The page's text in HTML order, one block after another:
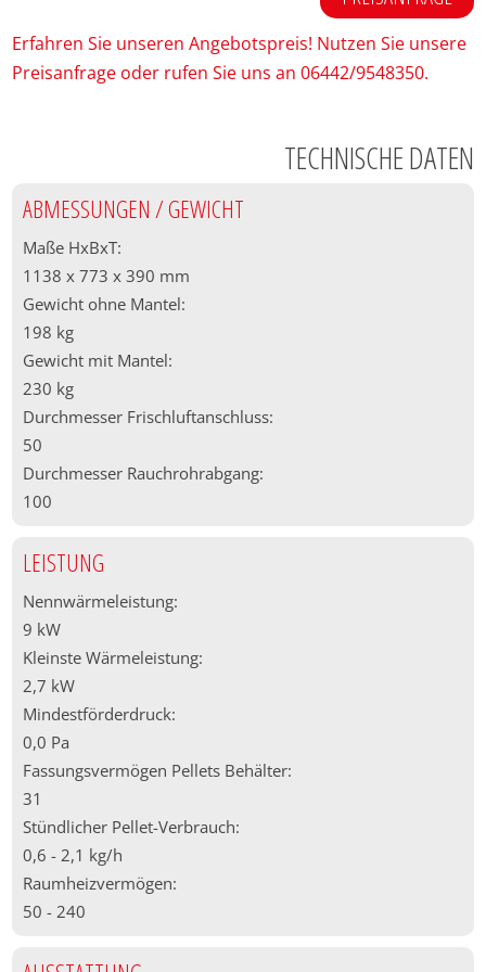
Erfahren Sie unseren Angebotspreis! Nutzen Sie unsere
Preisanfrage oder rufen Sie uns an 06442/9548350.
TECHNISCHE DATEN
ABMESSUNGEN / GEWICHT
Maße HxBxT:
1138 x 773 x 390 mm
Gewicht ohne Mantel:
198 kg
Gewicht mit Mantel:
230 kg
Durchmesser Frischluftanschluss:
50
Durchmesser Rauchrohrabgang:
100
LEISTUNG
Nennwärmeleistung:
9 kW
Kleinste Wärmeleistung:
2,7 kW
Mindestförderdruck:
0,0 Pa
Fassungsvermögen Pellets Behälter:
31
Stündlicher Pellet-Verbrauch:
0,6 - 2,1 kg/h
Raumheizvermögen:
50 - 240